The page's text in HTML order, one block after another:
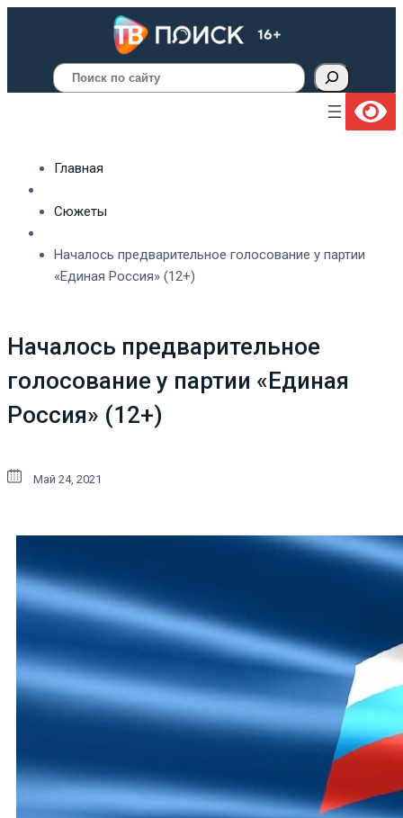
Поиск
Главная
Сюжеты
Началось предварительное голосование у партии
«Единая Россия» (12+)
Началось предварительное
голосование у партии «Единая
Россия» (12+)
Май 24, 2021